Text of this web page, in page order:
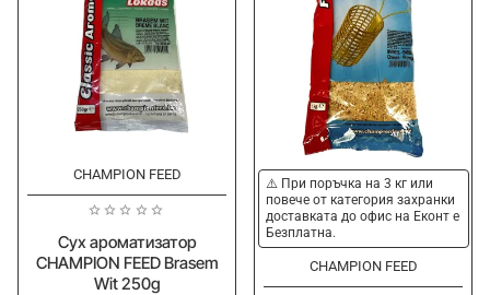
CHAMPION FEED
Сух ароматизатор
CHAMPION FEED Brasem
Wit 250g
⚠️ При поръчка на 3 кг или
повече от категория захранки
доставката до офис на Еконт е
Безплатна.
CHAMPION FEED